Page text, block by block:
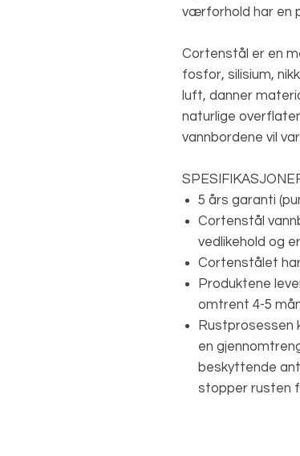
værforhold har en
Cortenstål er en
fosfor, silisium,
luft, danner
naturlige
vannbordene vil
5 års garanti
Cortenstål
vedlikehold og
Cortenstålet
Produktene
omtrent 4-5
Rustprosessen
en
beskyttende
stopper rusten